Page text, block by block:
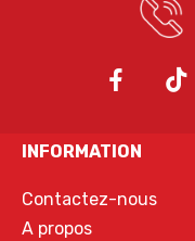
INFORMATION
Contactez-nous
A propos